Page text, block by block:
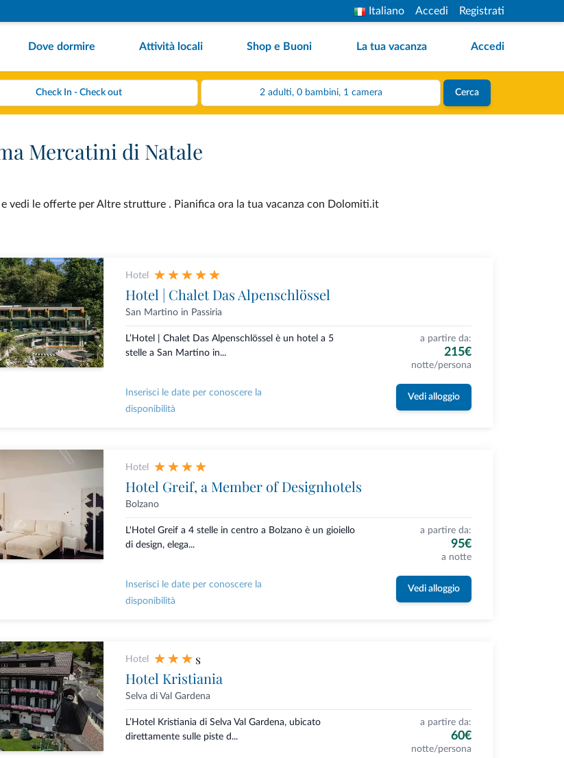
Italiano Accedi Registrati
Dove dormire Attività locali Shop e Buoni La tua vacanza Accedi
2 adulti, 0 bambini, 1 camera Cerca
Mercatini di Natale
vedi le offerte per Altre strutture . Pianifica ora la tua vacanza con Dolomiti.it
Hotel
Hotel | Chalet Das Alpenschlössel
San Martino in Passiria
L’Hotel | Chalet Das Alpenschlössel è un hotel a 5
stelle a San Martino in...
a partire da:
215€
notte/persona
Inserisci le date per conoscere la
disponibilità
Vedi alloggio
Hotel
Hotel Greif, a Member of Designhotels
Bolzano
L'Hotel Greif a 4 stelle in centro a Bolzano è un gioiello
di design, elega...
a partire da:
95€
a notte
Inserisci le date per conoscere la
disponibilità
Vedi alloggio
Hotel s
Hotel Kristiania
Selva di Val Gardena
L’Hotel Kristiania di Selva Val Gardena, ubicato
direttamente sulle piste d...
a partire da:
60€
notte/persona